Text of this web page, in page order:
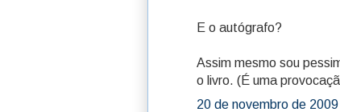
E o autógrafo?
Assim mesmo sou
o livro. (É uma
20 de novembro de